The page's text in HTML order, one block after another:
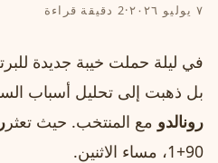
٧ يوليو ٢٠٢٦ ·2 دقيقة قراءة
بل ذهبت إلى تحليل أسباب
رونالدو مع المنتخب. حيث تعثر
90+1، مساء الاثنين.